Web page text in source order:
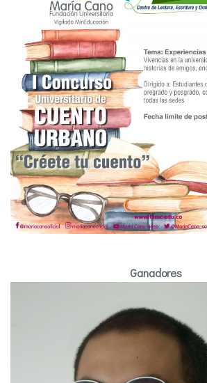
Ganadores